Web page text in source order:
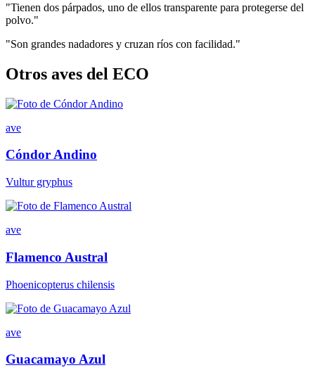
"Tienen dos párpados, uno de ellos transparente para protegerse del
polvo."
"Son grandes nadadores y cruzan ríos con facilidad."
Otros aves del ECO
ave
Cóndor Andino
Vultur gryphus
ave
Flamenco Austral
Phoenicopterus chilensis
ave
Guacamayo Azul